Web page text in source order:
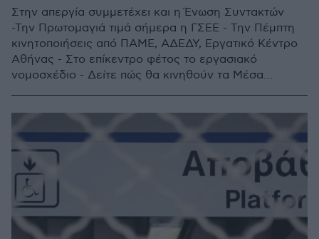
Στην απεργία συμμετέχει και η Ένωση Συντακτών
-Την Πρωτομαγιά τιμά σήμερα η ΓΣΕΕ - Την Πέμπτη
κινητοποιήσεις από ΠΑΜΕ, ΑΔΕΔΥ, Εργατικό Κέντρο
Αθήνας - Στο επίκεντρο φέτος το εργασιακό
νομοσχέδιο - Δείτε πώς θα κινηθούν τα Μέσα